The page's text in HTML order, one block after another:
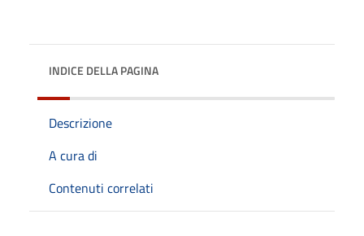
INDICE DELLA PAGINA
Descrizione
A cura di
Contenuti correlati